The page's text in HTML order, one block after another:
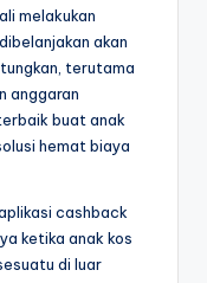
melakukan
akan
terutama
anggaran
buat anak
hemat biaya
cashback
ketika anak kos
di luar